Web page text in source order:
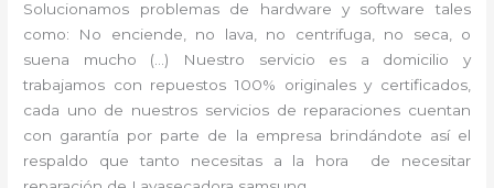
Solucionamos problemas de hardware y software tales
como: No enciende, no lava, no centrifuga, no seca, o
suena mucho (…) Nuestro servicio es a domicilio y
trabajamos con repuestos 100% originales y certificados,
cada uno de nuestros servicios de reparaciones cuentan
con garantía por parte de la empresa brindándote así el
respaldo que tanto necesitas a la hora de necesitar